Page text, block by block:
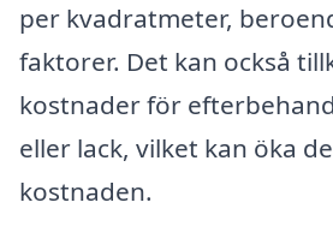
per kvadratmeter,
faktorer. Det kan också
kostnader för
eller lack, vilket kan öka
kostnaden.